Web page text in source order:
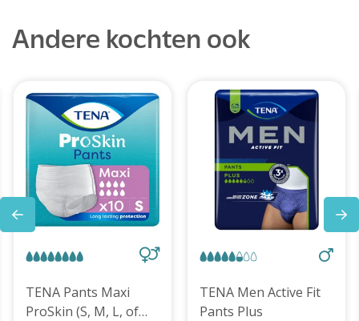
Andere kochten ook
TENA Pants Maxi
ProSkin (S, M, L, of
TENA Men Active Fit
Pants Plus